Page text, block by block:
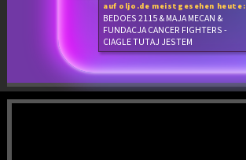
auf oljo.de meistgesehen heute:
BEDOES 2115 & MAJA MECAN &
FUNDACJA CANCER FIGHTERS -
CIAGLE TUTAJ JESTEM